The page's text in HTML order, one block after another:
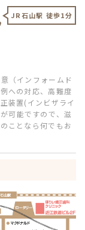
JR石山駅 徒歩1分
（インフォームド
への対応、高難度
装置(インビザライ
可能ですので、滋
ことなら何でもお